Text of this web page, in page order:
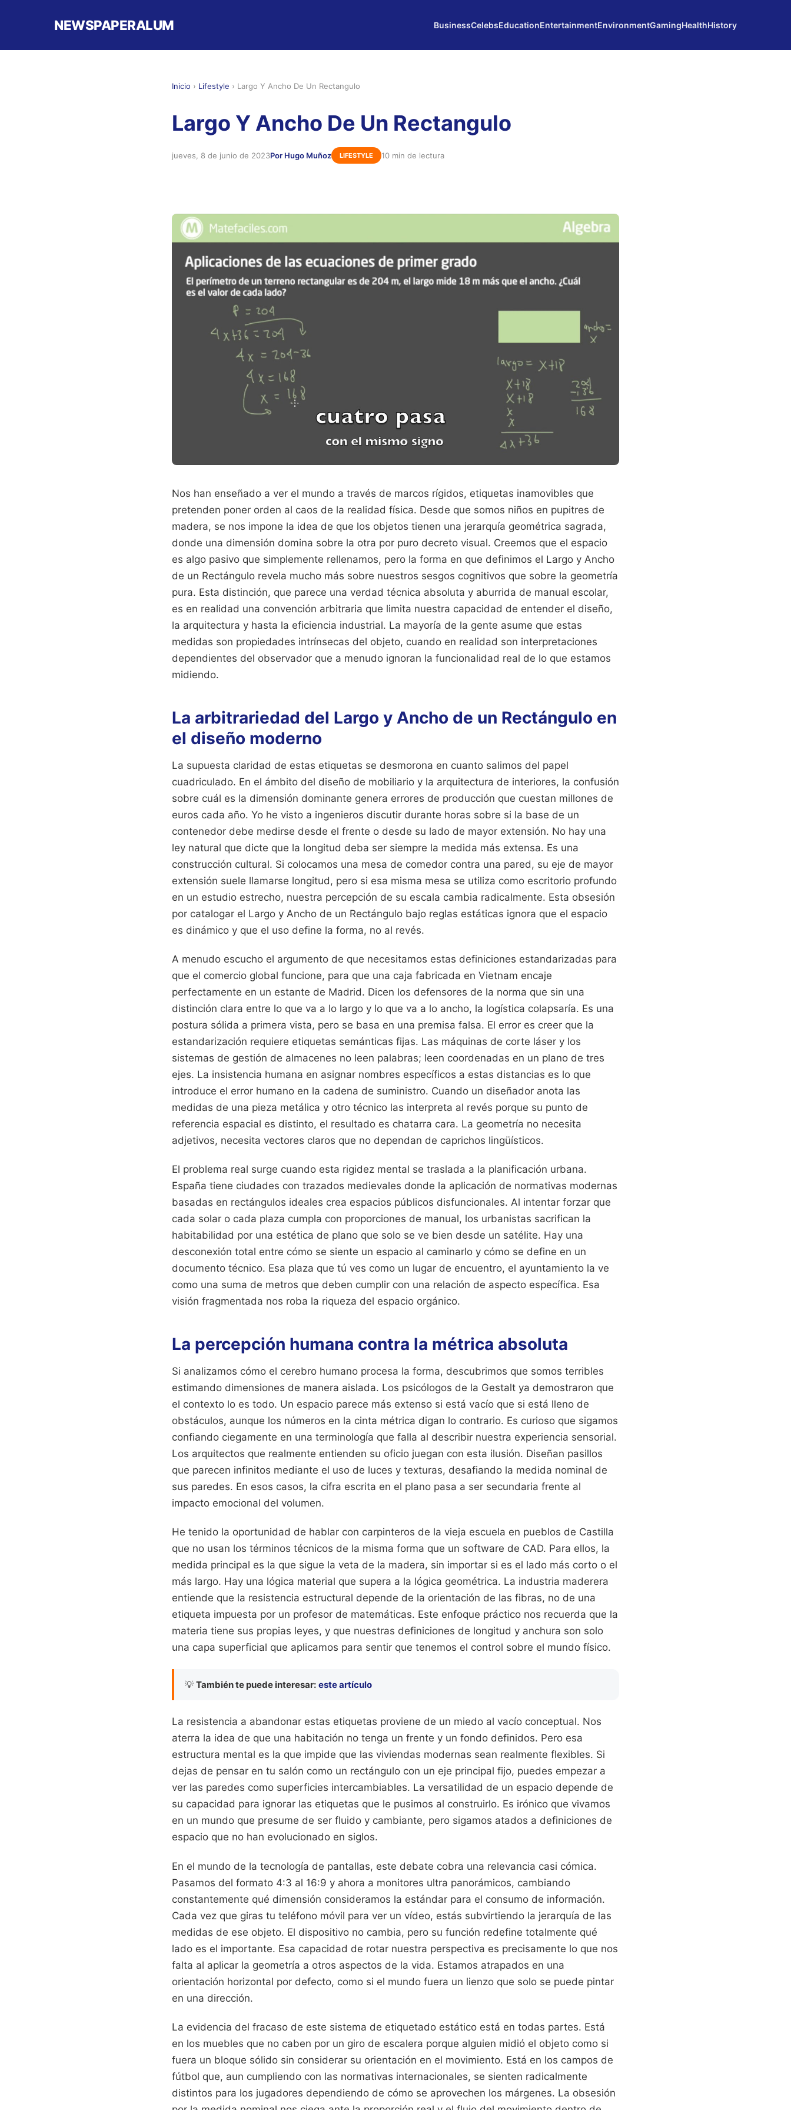
NEWSPAPERALUM BusinessCelebsEducationEntertainmentEnvironmentGamingHealthHistory
Inicio › Lifestyle › Largo Y Ancho De Un Rectangulo
Largo Y Ancho De Un Rectangulo
jueves, 8 de junio de 2023Por Hugo Muñoz LIFESTYLE 10 min de lectura
Nos han enseñado a ver el mundo a través de marcos rígidos, etiquetas inamovibles que
pretenden poner orden al caos de la realidad física. Desde que somos niños en pupitres de
madera, se nos impone la idea de que los objetos tienen una jerarquía geométrica sagrada,
donde una dimensión domina sobre la otra por puro decreto visual. Creemos que el espacio
es algo pasivo que simplemente rellenamos, pero la forma en que definimos el Largo y Ancho
de un Rectángulo revela mucho más sobre nuestros sesgos cognitivos que sobre la geometría
pura. Esta distinción, que parece una verdad técnica absoluta y aburrida de manual escolar,
es en realidad una convención arbitraria que limita nuestra capacidad de entender el diseño,
la arquitectura y hasta la eficiencia industrial. La mayoría de la gente asume que estas
medidas son propiedades intrínsecas del objeto, cuando en realidad son interpretaciones
dependientes del observador que a menudo ignoran la funcionalidad real de lo que estamos
midiendo.
La arbitrariedad del Largo y Ancho de un Rectángulo en
el diseño moderno
La supuesta claridad de estas etiquetas se desmorona en cuanto salimos del papel
cuadriculado. En el ámbito del diseño de mobiliario y la arquitectura de interiores, la confusión
sobre cuál es la dimensión dominante genera errores de producción que cuestan millones de
euros cada año. Yo he visto a ingenieros discutir durante horas sobre si la base de un
contenedor debe medirse desde el frente o desde su lado de mayor extensión. No hay una
ley natural que dicte que la longitud deba ser siempre la medida más extensa. Es una
construcción cultural. Si colocamos una mesa de comedor contra una pared, su eje de mayor
extensión suele llamarse longitud, pero si esa misma mesa se utiliza como escritorio profundo
en un estudio estrecho, nuestra percepción de su escala cambia radicalmente. Esta obsesión
por catalogar el Largo y Ancho de un Rectángulo bajo reglas estáticas ignora que el espacio
es dinámico y que el uso define la forma, no al revés.
A menudo escucho el argumento de que necesitamos estas definiciones estandarizadas para
que el comercio global funcione, para que una caja fabricada en Vietnam encaje
perfectamente en un estante de Madrid. Dicen los defensores de la norma que sin una
distinción clara entre lo que va a lo largo y lo que va a lo ancho, la logística colapsaría. Es una
postura sólida a primera vista, pero se basa en una premisa falsa. El error es creer que la
estandarización requiere etiquetas semánticas fijas. Las máquinas de corte láser y los
sistemas de gestión de almacenes no leen palabras; leen coordenadas en un plano de tres
ejes. La insistencia humana en asignar nombres específicos a estas distancias es lo que
introduce el error humano en la cadena de suministro. Cuando un diseñador anota las
medidas de una pieza metálica y otro técnico las interpreta al revés porque su punto de
referencia espacial es distinto, el resultado es chatarra cara. La geometría no necesita
adjetivos, necesita vectores claros que no dependan de caprichos lingüísticos.
El problema real surge cuando esta rigidez mental se traslada a la planificación urbana.
España tiene ciudades con trazados medievales donde la aplicación de normativas modernas
basadas en rectángulos ideales crea espacios públicos disfuncionales. Al intentar forzar que
cada solar o cada plaza cumpla con proporciones de manual, los urbanistas sacrifican la
habitabilidad por una estética de plano que solo se ve bien desde un satélite. Hay una
desconexión total entre cómo se siente un espacio al caminarlo y cómo se define en un
documento técnico. Esa plaza que tú ves como un lugar de encuentro, el ayuntamiento la ve
como una suma de metros que deben cumplir con una relación de aspecto específica. Esa
visión fragmentada nos roba la riqueza del espacio orgánico.
La percepción humana contra la métrica absoluta
Si analizamos cómo el cerebro humano procesa la forma, descubrimos que somos terribles
estimando dimensiones de manera aislada. Los psicólogos de la Gestalt ya demostraron que
el contexto lo es todo. Un espacio parece más extenso si está vacío que si está lleno de
obstáculos, aunque los números en la cinta métrica digan lo contrario. Es curioso que sigamos
confiando ciegamente en una terminología que falla al describir nuestra experiencia sensorial.
Los arquitectos que realmente entienden su oficio juegan con esta ilusión. Diseñan pasillos
que parecen infinitos mediante el uso de luces y texturas, desafiando la medida nominal de
sus paredes. En esos casos, la cifra escrita en el plano pasa a ser secundaria frente al
impacto emocional del volumen.
He tenido la oportunidad de hablar con carpinteros de la vieja escuela en pueblos de Castilla
que no usan los términos técnicos de la misma forma que un software de CAD. Para ellos, la
medida principal es la que sigue la veta de la madera, sin importar si es el lado más corto o el
más largo. Hay una lógica material que supera a la lógica geométrica. La industria maderera
entiende que la resistencia estructural depende de la orientación de las fibras, no de una
etiqueta impuesta por un profesor de matemáticas. Este enfoque práctico nos recuerda que la
materia tiene sus propias leyes, y que nuestras definiciones de longitud y anchura son solo
una capa superficial que aplicamos para sentir que tenemos el control sobre el mundo físico.
💡 También te puede interesar: este artículo
La resistencia a abandonar estas etiquetas proviene de un miedo al vacío conceptual. Nos
aterra la idea de que una habitación no tenga un frente y un fondo definidos. Pero esa
estructura mental es la que impide que las viviendas modernas sean realmente flexibles. Si
dejas de pensar en tu salón como un rectángulo con un eje principal fijo, puedes empezar a
ver las paredes como superficies intercambiables. La versatilidad de un espacio depende de
su capacidad para ignorar las etiquetas que le pusimos al construirlo. Es irónico que vivamos
en un mundo que presume de ser fluido y cambiante, pero sigamos atados a definiciones de
espacio que no han evolucionado en siglos.
En el mundo de la tecnología de pantallas, este debate cobra una relevancia casi cómica.
Pasamos del formato 4:3 al 16:9 y ahora a monitores ultra panorámicos, cambiando
constantemente qué dimensión consideramos la estándar para el consumo de información.
Cada vez que giras tu teléfono móvil para ver un vídeo, estás subvirtiendo la jerarquía de las
medidas de ese objeto. El dispositivo no cambia, pero su función redefine totalmente qué
lado es el importante. Esa capacidad de rotar nuestra perspectiva es precisamente lo que nos
falta al aplicar la geometría a otros aspectos de la vida. Estamos atrapados en una
orientación horizontal por defecto, como si el mundo fuera un lienzo que solo se puede pintar
en una dirección.
La evidencia del fracaso de este sistema de etiquetado estático está en todas partes. Está
en los muebles que no caben por un giro de escalera porque alguien midió el objeto como si
fuera un bloque sólido sin considerar su orientación en el movimiento. Está en los campos de
fútbol que, aun cumpliendo con las normativas internacionales, se sienten radicalmente
distintos para los jugadores dependiendo de cómo se aprovechen los márgenes. La obsesión